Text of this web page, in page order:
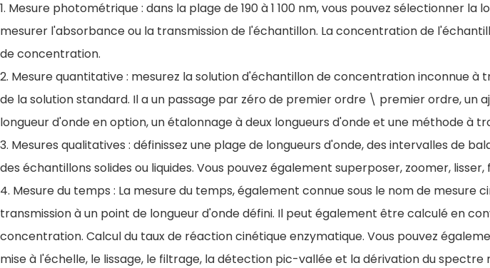
1. Mesure photométrique : dans la plage de 190 à 1 100 nm, vous pouvez sélectionner
mesurer l'absorbance ou la transmission de l'échantillon. La concentration de
de concentration.
2. Mesure quantitative : mesurez la solution d'échantillon de concentration inconnue
de la solution standard. Il a un passage par zéro de premier ordre \ premier ordre,
longueur d'onde en option, un étalonnage à deux longueurs d'onde et une méthode à
3. Mesures qualitatives : définissez une plage de longueurs d'onde, des intervalles de
des échantillons solides ou liquides. Vous pouvez également superposer, zoomer,
4. Mesure du temps : La mesure du temps, également connue sous le nom de
transmission à un point de longueur d'onde défini. Il peut également être calculé en
concentration. Calcul du taux de réaction cinétique enzymatique. Vous pouvez
mise à l'échelle, le lissage, le filtrage, la détection pic-vallée et la dérivation du spectre